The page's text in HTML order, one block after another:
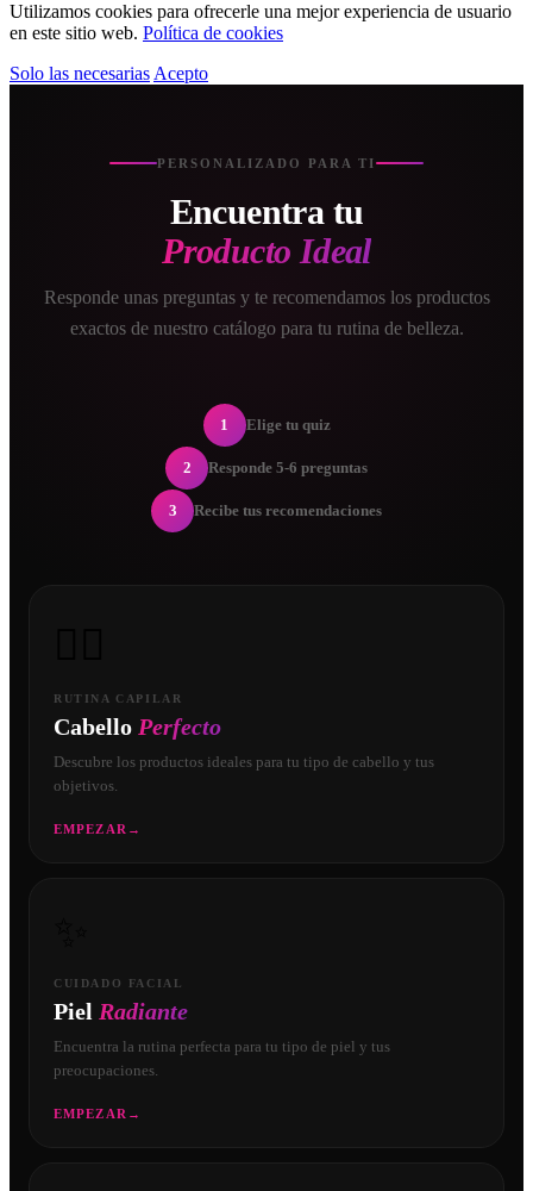
Utilizamos cookies para ofrecerle una mejor experiencia de usuario
en este sitio web. Política de cookies
Solo las necesarias Acepto
PERSONALIZADO PARA TI
Encuentra tu
Producto Ideal
Responde unas preguntas y te recomendamos los productos
exactos de nuestro catálogo para tu rutina de belleza.
1 Elige tu quiz
2 Responde 5-6 preguntas
3 Recibe tus recomendaciones
RUTINA CAPILAR
Cabello Perfecto
Descubre los productos ideales para tu tipo de cabello y tus
objetivos.
EMPEZAR →
CUIDADO FACIAL
Piel Radiante
Encuentra la rutina perfecta para tu tipo de piel y tus
preocupaciones.
EMPEZAR →